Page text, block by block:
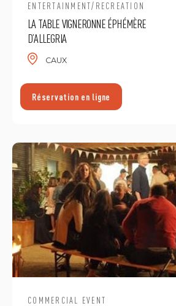
ENTERTAINMENT/RECREATION
LA TABLE VIGNERONNE ÉPHÉMÈRE
D’ALLEGRIA
CAUX
Réservation en ligne
COMMERCIAL EVENT